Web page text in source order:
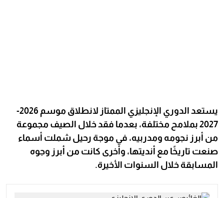
يستعد الدوري الإنجليزي الممتاز لانطلاق موسم 2026-
2027 بملامح مختلفة، بعدما فقد خلال الصيف مجموعة
من أبرز نجومه ومدربيه، في موجة رحيل شملت أسماء
صنعت تاريخًا مع أنديتها، وأخرى كانت من أبرز وجوه
المسابقة خلال السنوات الأخيرة.